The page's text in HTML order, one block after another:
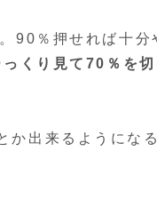
90％押せれば十
くり見て70％を切
出来るようにな